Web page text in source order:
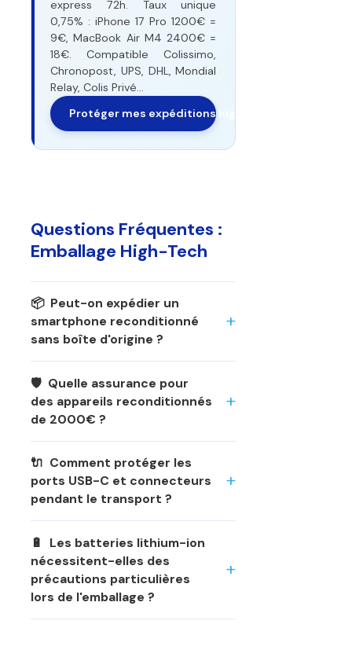
express 72h. Taux unique
0,75% : iPhone 17 Pro 1200€ =
9€, MacBook Air M4 2400€ =
18€. Compatible Colissimo,
Chronopost, UPS, DHL, Mondial
Relay, Colis Privé...
Protéger mes expéditions high-tech maintenant
Questions Fréquentes :
Emballage High-Tech
📦 Peut-on expédier un
smartphone reconditionné
sans boîte d'origine ?
🛡️ Quelle assurance pour
des appareils reconditionnés
de 2000€ ?
🔌 Comment protéger les
ports USB-C et connecteurs
pendant le transport ?
🔋 Les batteries lithium-ion
nécessitent-elles des
précautions particulières
lors de l'emballage ?